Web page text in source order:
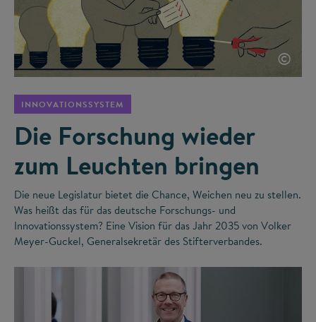
©
INNOVATIONSSYSTEM
Die Forschung wieder
zum Leuchten bringen
Die neue Legislatur bietet die Chance, Weichen neu zu stellen.
Was heißt das für das deutsche Forschungs- und
Innovationssystem? Eine Vision für das Jahr 2035 von Volker
Meyer-Guckel, Generalsekretär des Stifterverbandes.